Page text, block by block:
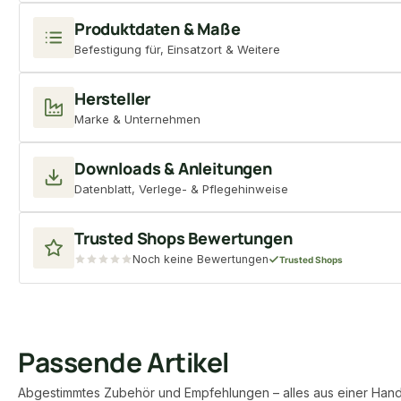
Produktdaten & Maße
Befestigung für, Einsatzort & Weitere
Hersteller
Marke & Unternehmen
Downloads & Anleitungen
Datenblatt, Verlege- & Pflegehinweise
Trusted Shops Bewertungen
Noch keine Bewertungen Trusted Shops
Passende Artikel
Abgestimmtes Zubehör und Empfehlungen – alles aus einer